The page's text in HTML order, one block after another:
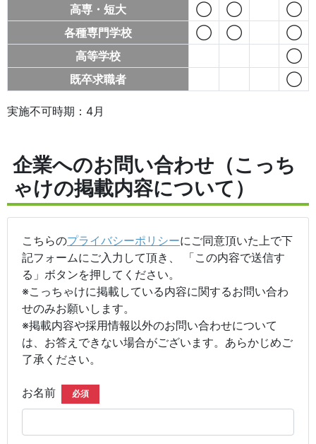
高専・短大 ◯ ◯
◯
各種専門学校
◯ ◯
◯
高等学校
◯
既卒求職者
◯
実施不可時期：4月
企業へのお問い合わせ（こっち
ゃけの掲載内容について）
こちらのプライバシーポリシーにご同意頂いた上で下
記フォームにご入力して頂き、 「この内容で送信す
る」ボタンを押してください。
※こっちゃけに掲載している内容に関するお問い合わ
せのみお願いします。
※掲載内容や採用情報以外のお問い合わせについて
は、お答えできない場合がございます。あらかじめご
了承ください。
お名前 必須